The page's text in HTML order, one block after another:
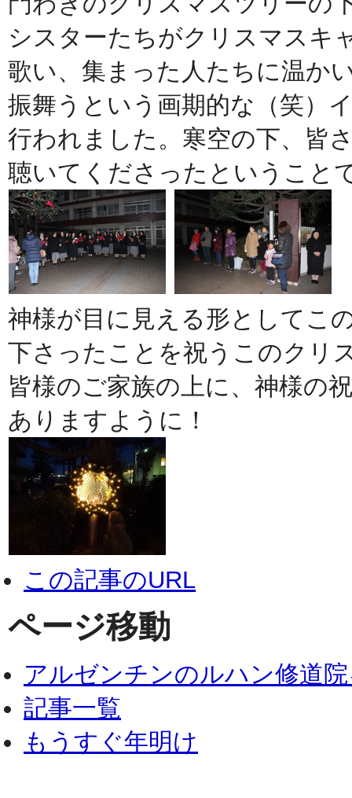
シスターたちがクリスマスキ
歌い、集まった人たちに温か
振舞うという画期的な（笑）
行われました。寒空の下、皆
聴いてくださったということ
神様が目に見える形としてこ
下さったことを祝うこのクリ
皆様のご家族の上に、神様の
ありますように！
この記事のURL
ページ移動
アルゼンチンのルハン修道
記事一覧
もうすぐ年明け